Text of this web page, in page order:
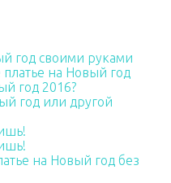
год своими руками
на Новый год
год 2016?
год или другой
на Новый год без